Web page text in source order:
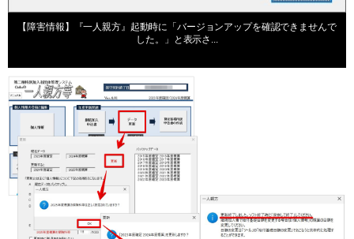
【障害情報】『一人親方』起動時に「バージョンアップを確認できませんで
した。」と表示さ...
お知らせ